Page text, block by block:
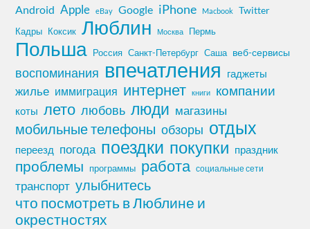
Android Apple eBay Google iPhone Macbook Twitter
Кадры Коксик Люблин Москва Пермь
Польша Россия Санкт-Петербург Саша веб-сервисы
воспоминания впечатления гаджеты
жилье иммиграция интернет книги компании
коты лето любовь люди магазины
мобильные телефоны обзоры отдых
переезд погода поездки покупки праздник
проблемы программы работа социальные сети
транспорт улыбнитесь
что посмотреть в Люблине и
окрестностях